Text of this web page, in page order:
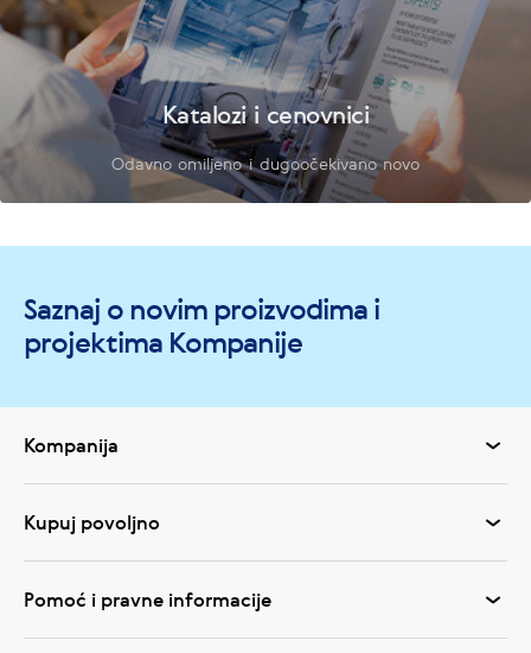
Katalozi i cenovnici
Odavno omiljeno i dugoočekivano novo
Saznaj o novim proizvodima i
projektima Kompanije
Kompanija
Kupuj povoljno
Pomoć i pravne informacije